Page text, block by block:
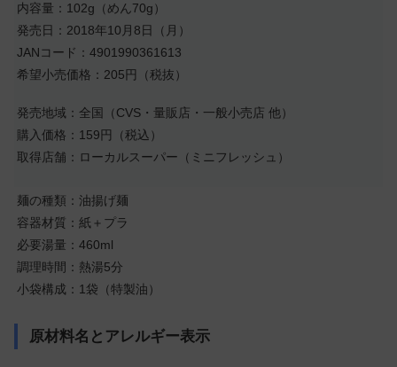
内容量：102g（めん70g）
発売日：2018年10月8日（月）
JANコード：4901990361613
希望小売価格：205円（税抜）
発売地域：全国（CVS・量販店・一般小売店 他）
購入価格：159円（税込）
取得店舗：ローカルスーパー（ミニフレッシュ）
麺の種類：油揚げ麺
容器材質：紙＋プラ
必要湯量：460ml
調理時間：熱湯5分
小袋構成：1袋（特製油）
原材料名とアレルギー表示